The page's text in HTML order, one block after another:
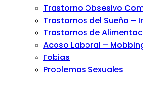
Trastorno Obsesivo
Trastornos del Sueño –
Trastornos de
Acoso Laboral –
Fobias
Problemas Sexuales